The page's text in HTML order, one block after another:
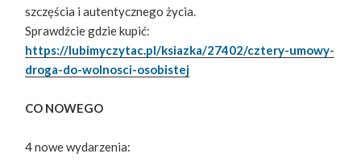
szczęścia i autentycznego życia.
Sprawdźcie gdzie kupić:
https://lubimyczytac.pl/ksiazka/27402/cztery-umowy-
droga-do-wolnosci-osobistej
CO NOWEGO
4 nowe wydarzenia: